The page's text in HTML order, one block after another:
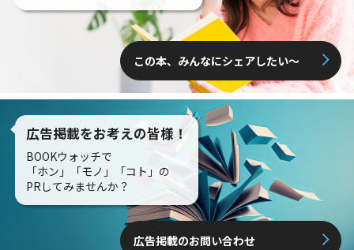
この本、みんなにシェアしたい〜
広告掲載をお考えの皆様！
BOOKウォッチで
「ホン」「モノ」「コト」の
PRしてみませんか？
広告掲載のお問い合わせ